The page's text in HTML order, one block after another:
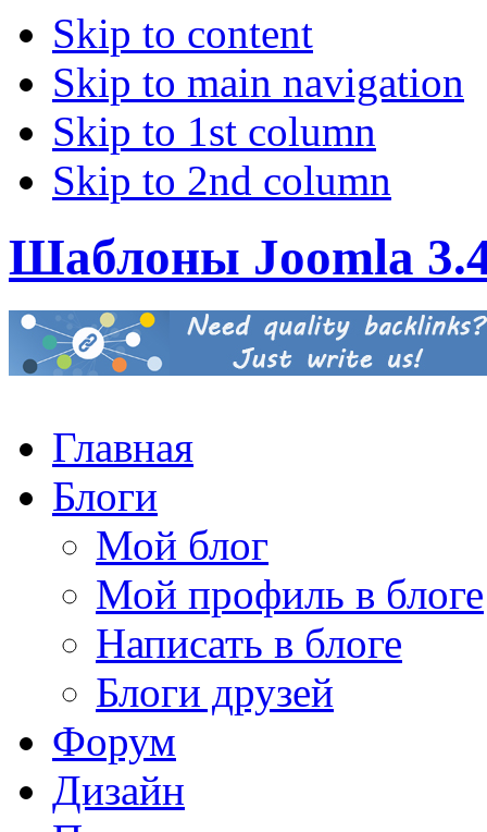
Skip to content
Skip to main navigation
Skip to 1st column
Skip to 2nd column
Шаблоны Joomla
Главная
Блоги
Мой блог
Мой профиль в блоге
Написать в блоге
Блоги друзей
Форум
Дизайн